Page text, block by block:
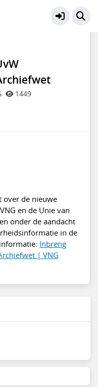
1449
over de nieuwe
en de Unie van
onder de aandacht
in de
Inbreng
| VNG